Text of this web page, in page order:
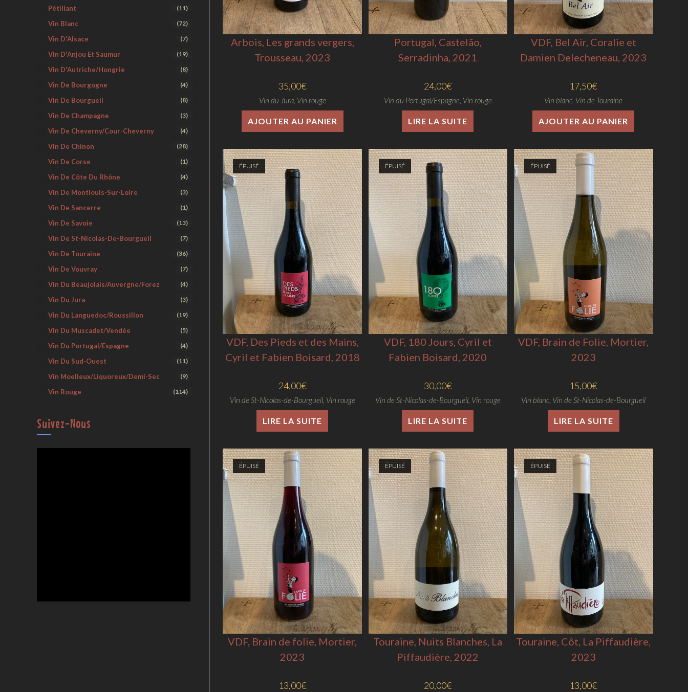
Arbois, Les grands vergers,
Trousseau, 2023
35,00€
Vin du Jura, Vin rouge
AJOUTER AU PANIER
Portugal, Castelão,
Serradinha, 2021
24,00€
Vin du Portugal/Espagne, Vin rouge
LIRE LA SUITE
VDF, Bel Air, Coralie et
Damien Delecheneau, 2023
17,50€
Vin blanc, Vin de Touraine
AJOUTER AU PANIER
ÉPUISÉ
VDF, Des Pieds et des Mains,
Cyril et Fabien Boisard, 2018
24,00€
Vin de St-Nicolas-de-Bourgueil, Vin rouge
LIRE LA SUITE
ÉPUISÉ
VDF, 180 Jours, Cyril et
Fabien Boisard, 2020
30,00€
Vin de St-Nicolas-de-Bourgueil, Vin rouge
LIRE LA SUITE
ÉPUISÉ
VDF, Brain de Folie, Mortier,
2023
15,00€
Vin blanc, Vin de St-Nicolas-de-Bourgueil
LIRE LA SUITE
ÉPUISÉ
VDF, Brain de folie, Mortier,
2023
13,00€
ÉPUISÉ
Touraine, Nuits Blanches, La
Piffaudière, 2022
20,00€
ÉPUISÉ
Touraine, Côt, La Piffaudière,
2023
13,00€
Pétillant (11)
Vin Blanc (72)
Vin D'Alsace (7)
Vin D'Anjou Et Saumur (19)
Vin D'Autriche/Hongrie (8)
Vin De Bourgogne (4)
Vin De Bourgueil (8)
Vin De Champagne (3)
Vin De Cheverny/Cour-Cheverny (4)
Vin De Chinon (28)
Vin De Corse (1)
Vin De Côte Du Rhône (4)
Vin De Montlouis-Sur-Loire (3)
Vin De Sancerre (1)
Vin De Savoie (13)
Vin De St-Nicolas-De-Bourgueil (7)
Vin De Touraine (36)
Vin De Vouvray (7)
Vin Du Beaujolais/Auvergne/Forez (4)
Vin Du Jura (3)
Vin Du Languedoc/Roussillon (19)
Vin Du Muscadet/Vendée (5)
Vin Du Portugal/Espagne (4)
Vin Du Sud-Ouest (11)
Vin Moelleux/liquoreux/demi-Sec (9)
Vin Rouge (114)
Suivez-Nous